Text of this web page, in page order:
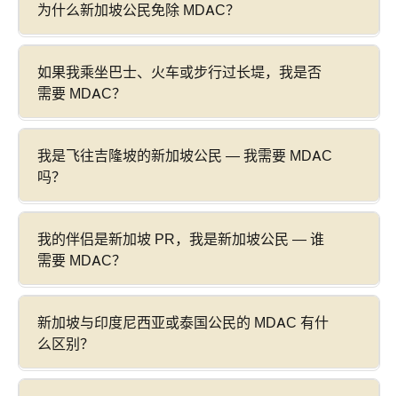
为什么新加坡公民免除 MDAC？
如果我乘坐巴士、火车或步行过长堤，我是否
需要 MDAC？
我是飞往吉隆坡的新加坡公民 — 我需要 MDAC
吗？
我的伴侣是新加坡 PR，我是新加坡公民 — 谁
需要 MDAC？
新加坡与印度尼西亚或泰国公民的 MDAC 有什
么区别？